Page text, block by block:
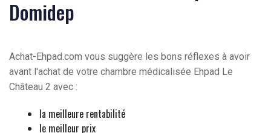
Domidep
Achat-Ehpad.com vous suggère les bons réflexes à avoir
avant l'achat de votre chambre médicalisée Ehpad Le
Château 2 avec :
la meilleure rentabilité
le meilleur prix